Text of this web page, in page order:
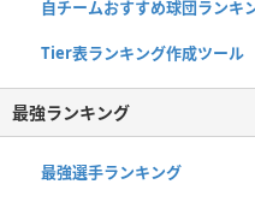
自チームおすすめ球団ランキ
Tier表ランキング作成ツール
最強ランキング
最強選手ランキング